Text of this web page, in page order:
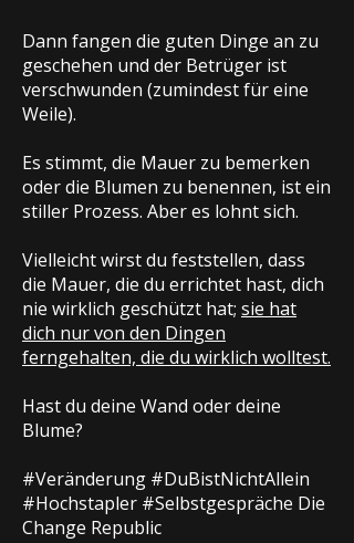
Dann fangen die guten Dinge an zu
geschehen und der Betrüger ist
verschwunden (zumindest für eine
Weile).
Es stimmt, die Mauer zu bemerken
oder die Blumen zu benennen, ist ein
stiller Prozess. Aber es lohnt sich.
Vielleicht wirst du feststellen, dass
die Mauer, die du errichtet hast, dich
nie wirklich geschützt hat; sie hat
dich nur von den Dingen
ferngehalten, die du wirklich wolltest.
Hast du deine Wand oder deine
Blume?
#Veränderung #DuBistNichtAllein
#Hochstapler #Selbstgespräche Die
Change Republic